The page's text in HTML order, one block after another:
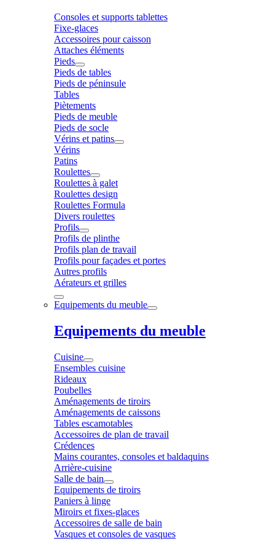
Consoles et supports tablettes
Fixe-glaces
Accessoires pour caisson
Attaches éléments
Pieds
Pieds de tables
Pieds de péninsule
Tables
Piètements
Pieds de meuble
Pieds de socle
Vérins et patins
Vérins
Patins
Roulettes
Roulettes à galet
Roulettes design
Roulettes Formula
Divers roulettes
Profils
Profils de plinthe
Profils plan de travail
Profils pour façades et portes
Autres profils
Aérateurs et grilles
Equipements du meuble
Equipements du meuble
Cuisine
Ensembles cuisine
Rideaux
Poubelles
Aménagements de tiroirs
Aménagements de caissons
Tables escamotables
Accessoires de plan de travail
Crédences
Mains courantes, consoles et baldaquins
Arrière-cuisine
Salle de bain
Equipements de tiroirs
Paniers à linge
Miroirs et fixes-glaces
Accessoires de salle de bain
Vasques et consoles de vasques